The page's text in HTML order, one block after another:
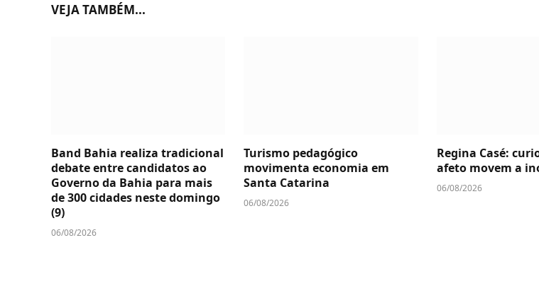
VEJA TAMBÉM...
Band Bahia realiza tradicional
debate entre candidatos ao
Governo da Bahia para mais
de 300 cidades neste domingo
(9)
06/08/2026
Turismo pedagógico
movimenta economia em
Santa Catarina
06/08/2026
Regina Casé:
afeto movem a
06/08/2026